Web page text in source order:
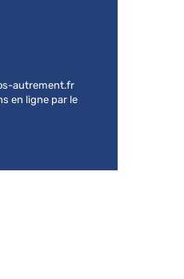
autrement.fr
en ligne par le